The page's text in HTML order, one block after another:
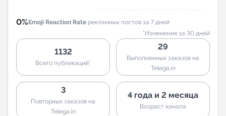
0%Emoji Reaction Rate рекламных постов за 7 дней
*Изменения за 30 дней
1132
Всего публикаций*
29
Выполненных заказов на
Telega.in
3
Повторных заказов на
Telega.in
4 года и 2 месяца
Возраст канала